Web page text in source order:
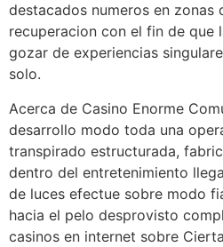
destacados numeros en zonas
recuperacion con el fin de que
gozar de experiencias
solo.
Acerca de Casino Enorme
desarrollo modo toda una
transpirado estructurada,
dentro del entretenimiento
de luces efectue sobre modo
hacia el pelo desprovisto
casinos en internet sobre